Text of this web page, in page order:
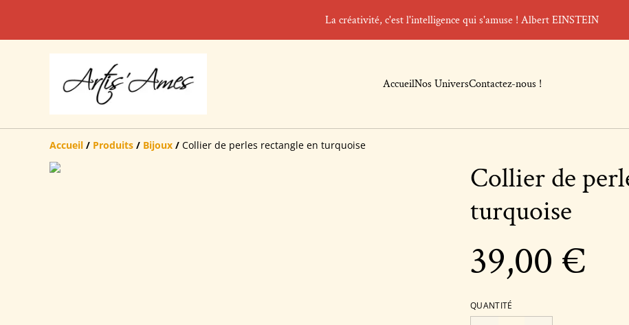
La créativité, c'est l'intelligence qui s'amuse ! Albert EINSTEIN
AccueilNos UniversContactez-nous !
Accueil / Produits / Bijoux / Collier de perles rectangle en turquoise
Collier de
turquoise
39,00 €
QUANTITÉ